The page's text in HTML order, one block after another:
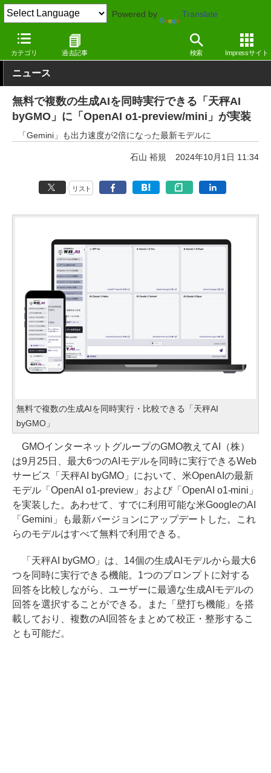
Powered by Translate
カテゴリ 過去記事 検索 Impressサイト
窓の杜 生成AI 文章生成
ニュース
無料で複数の生成AIを同時実行できる「天秤AI
byGMO」に「OpenAI o1-preview/mini」が実装
「Gemini」も出力速度が2倍になった最新モデルに
石山 裕規 2024年10月1日 11:34
リスト
無料で複数の生成AIを同時実行・比較できる「天秤AI
byGMO」
GMOインターネットグループのGMO教えてAI（株）
は9月25日、最大6つのAIモデルを同時に実行できるWeb
サービス「天秤AI byGMO」において、米OpenAIの最新
モデル「OpenAI o1-preview」および「OpenAI o1-mini」
を実装した。あわせて、すでに利用可能な米GoogleのAI
「Gemini」も最新バージョンにアップデートした。これ
らのモデルはすべて無料で利用できる。
「天秤AI byGMO」は、14個の生成AIモデルから最大6
つを同時に実行できる機能。1つのプロンプトに対する
回答を比較しながら、ユーザーに最適な生成AIモデルの
回答を選択することができる。また「壁打ち機能」を搭
載しており、複数のAI回答をまとめて校正・整形するこ
とも可能だ。